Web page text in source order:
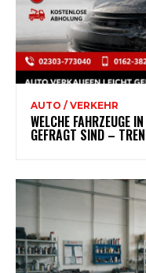
AUTO / VERKEHR
WELCHE FAHRZEUGE
GEFRAGT SIND –